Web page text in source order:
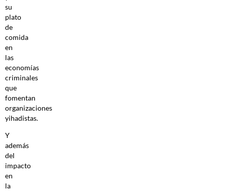
su
plato
de
comida
en
las
economías
criminales
que
fomentan
organizaciones
yihadistas.
Y
además
del
impacto
en
la